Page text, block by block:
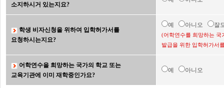
소지하시거 있는지요?
학생 비자신청을 위하여 입학허가서를
요청하시는지요?
예 아니오 잘
(어학연수를 희망하는 국
발급을 위한 입학허가서
어학연수을 희망하는 국가의 학교 또는
교육기관에 이미 재학중인가요?
예 아니오